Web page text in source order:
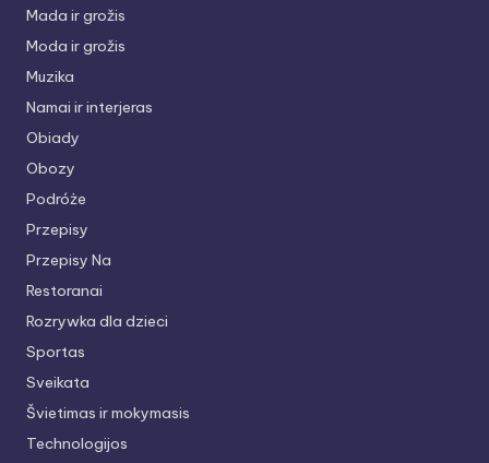
Mada ir grožis
Moda ir grožis
Muzika
Namai ir interjeras
Obiady
Obozy
Podróże
Przepisy
Przepisy Na
Restoranai
Rozrywka dla dzieci
Sportas
Sveikata
Švietimas ir mokymasis
Technologijos